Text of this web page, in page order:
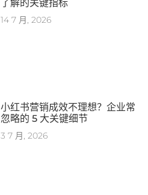
了解的关键指标
14 7 月, 2026
小红书营销成效不理想？企业常
忽略的 5 大关键细节
3 7 月, 2026